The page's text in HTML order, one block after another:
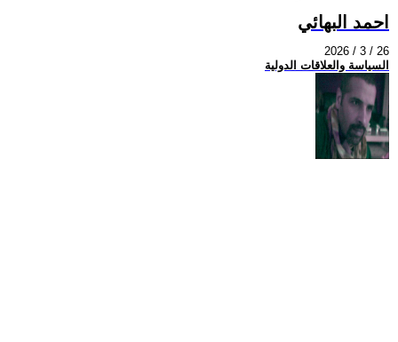
احمد البهائي
2026 / 3 / 26
السياسة والعلاقات الدولية